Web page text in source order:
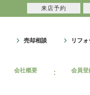
売却相談 リフォ
会社概要 会員登
来店予約